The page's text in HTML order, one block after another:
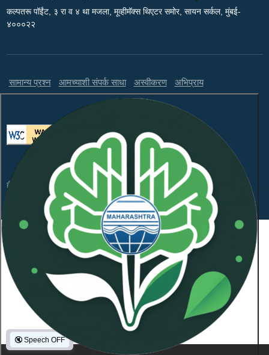
कल्पतरू पॉईंट, ३ रा व ४ था मजला, मूव्हीमॅक्स थिएटर समोर, सायन सर्कल, मुंबई-
४०००२२
सामान्य प्रश्न आमच्याशी संपर्क साधा अस्वीकरण अभिप्राय
ही वेबसाइट WCAG 2.1 लेव्हल AA आणि GIGW 3.0 चे पालन करते.
🔇 Speech OFF
संकेतस्थळावरील माहितीचा सर्वाधिकार महाराष्ट्र प्रदूषण नियंत्रण
मंडळाकडे
कॉपीराइट © 2026 सर्व हक्क राखीव.
शेवटची अद्यतनित दिनांक:January 21, 2026
NeoSOFT Private Limited
Visitor Count :